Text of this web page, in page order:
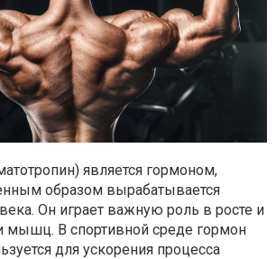
является гормоном,
образом вырабатывается
Он играет важную роль в росте и
мышц. В спортивной среде гормон
для ускорения процесса